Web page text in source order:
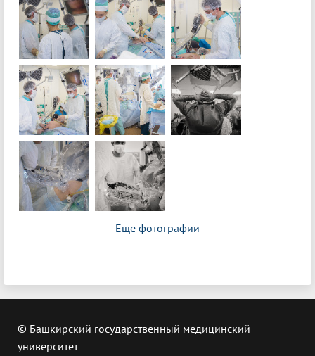
Еще фотографии
© Башкирский государственный медицинский
университет